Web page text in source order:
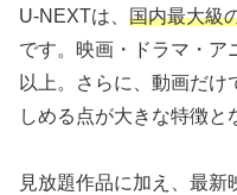
U-NEXTは、 国内最大級
です。映画・ドラマ・ア
以上。さらに、動画だ
しめる点が大きな特徴と
見放題作品に加え、最新